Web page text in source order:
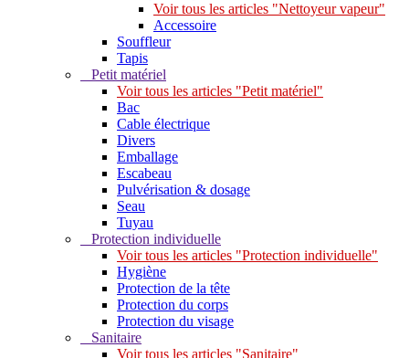
Voir tous les articles "Nettoyeur vapeur"
Accessoire
Souffleur
Tapis
Petit matériel
Voir tous les articles "Petit matériel"
Bac
Cable électrique
Divers
Emballage
Escabeau
Pulvérisation & dosage
Seau
Tuyau
Protection individuelle
Voir tous les articles "Protection individuelle"
Hygiène
Protection de la tête
Protection du corps
Protection du visage
Sanitaire
Voir tous les articles "Sanitaire"